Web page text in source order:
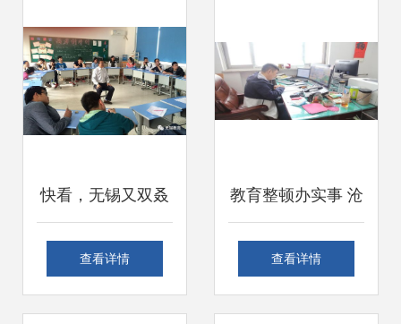
创制”项目2025年
度总结会顺利召开 新篇章
快看，无锡又双叒
有3所学校被省教
查看详情
教育整顿办实事 沧
州基层法院砥砺前
查看详情